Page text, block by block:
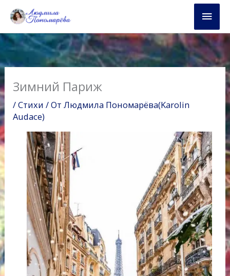
содержимому
Зимний Париж
/Стихи / ОтЛюдмила Пономарёва(Karolin
Audace)